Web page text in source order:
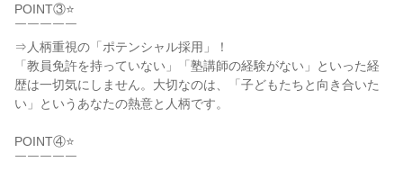
POINT③⭐
￣￣￣￣￣
⇒人柄重視の「ポテンシャル採用」！
「教員免許を持っていない」「塾講師の経験がない」といった経
歴は一切気にしません。大切なのは、「子どもたちと向き合いた
い」というあなたの熱意と人柄です。
POINT④⭐
￣￣￣￣￣